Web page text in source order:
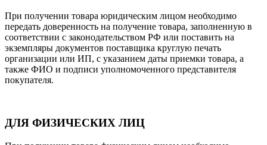
При получении товара юридическим лицом необходимо
передать доверенность на получение товара, заполненную в
соответствии с законодательством РФ или поставить на
экземпляры документов поставщика круглую печать
организации или ИП, с указанием даты приемки товара, а
также ФИО и подписи уполномоченного представителя
покупателя.
ДЛЯ ФИЗИЧЕСКИХ ЛИЦ